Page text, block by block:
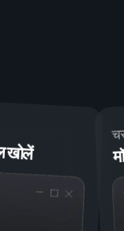
खोलें